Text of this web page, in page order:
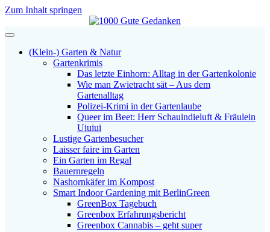
Zum Inhalt springen
Navigation
(Klein-) Garten & Natur
Gartenkrimis
Das letzte Einhorn: Alltag in der Gartenkolonie
Wie man Zwietracht sät – Aus dem
Gartenalltag
Polizei-Krimi in der Gartenlaube
Queer im Beet: Herr Schauindieluft & Fräulein
Uiuiui
Lustige Gartenbesucher
Laisser faire im Garten
Ein Garten im Regal
Bauernregeln
Nashornkäfer im Kompost
Smart Indoor Gardening mit BerlinGreen
GreenBox Tagebuch
Greenbox Erfahrungsbericht
Greenbox Cannabis – geht super